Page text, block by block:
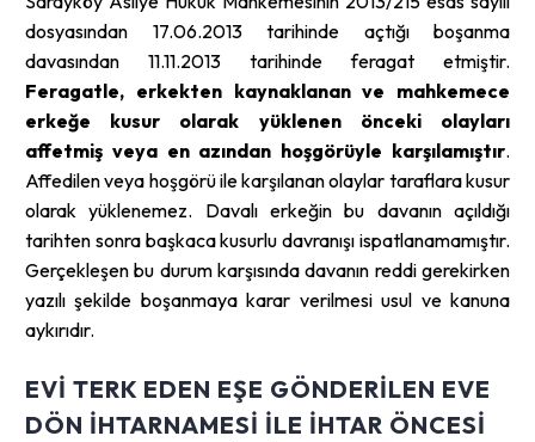
dosyasından 17.06.2013 tarihinde açtığı boşanma
davasından 11.11.2013 tarihinde feragat etmiştir.
Feragatle, erkekten kaynaklanan ve mahkemece
erkeğe kusur olarak yüklenen önceki olayları
affetmiş veya en azından hoşgörüyle karşılamıştır.
Affedilen veya hoşgörü ile karşılanan olaylar taraflara kusur
olarak yüklenemez. Davalı erkeğin bu davanın açıldığı
tarihten sonra başkaca kusurlu davranışı ispatlanamamıştır.
Gerçekleşen bu durum karşısında davanın reddi gerekirken
yazılı şekilde boşanmaya karar verilmesi usul ve kanuna
aykırıdır.
EVI TERK EDEN EŞE GÖNDERILEN EVE
DÖN IHTARNAMESI ILE IHTAR ÖNCESI